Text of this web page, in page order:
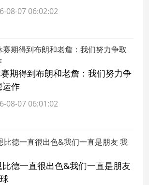
08-07 06:02:02
期得到布朗和老詹：我们努力争
运作
08-07 06:01:02
比德一直很出色&我们一直是朋友